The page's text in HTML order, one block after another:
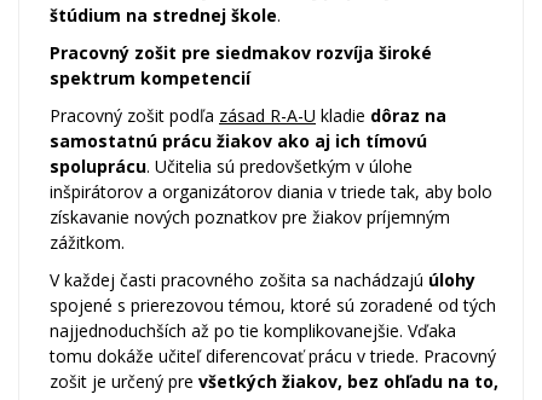
štúdium na strednej škole.
Pracovný zošit pre siedmakov rozvíja široké
spektrum kompetencií
Pracovný zošit podľa zásad R-A-U kladie dôraz na
samostatnú prácu žiakov ako aj ich tímovú
spoluprácu. Učitelia sú predovšetkým v úlohe
inšpirátorov a organizátorov diania v triede tak, aby bolo
získavanie nových poznatkov pre žiakov príjemným
zážitkom.
V každej časti pracovného zošita sa nachádzajú úlohy
spojené s prierezovou témou, ktoré sú zoradené od tých
najjednoduchších až po tie komplikovanejšie. Vďaka
tomu dokáže učiteľ diferencovať prácu v triede. Pracovný
zošit je určený pre všetkých žiakov, bez ohľadu na to,